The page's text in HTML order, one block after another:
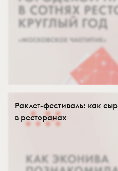
Раклет-фестиваль: как
в ресторанах